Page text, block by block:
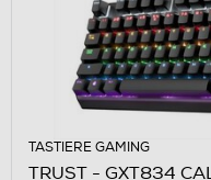
TASTIERE GAMING
TRUST - GXT834